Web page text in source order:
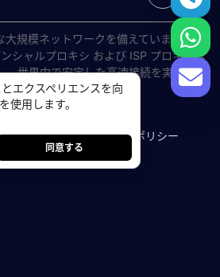
規模ネットワークを備えています
シャルプロキシ および ISP プロキシは
世界中で安定した高速接続を実現しま
す。
断転載を禁じます.
シー返金ポリシーCookie ポリシー
エクスペリエンスを向
使用します。
同意する